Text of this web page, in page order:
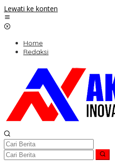
Lewati ke konten
Home
Redaksi